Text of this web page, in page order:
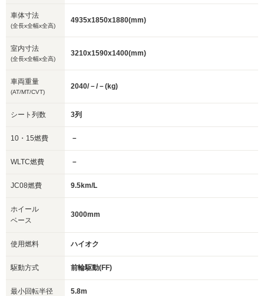
車体寸法
(全長x全幅x全高)
4935x1850x1880(mm)
室内寸法
(全長x全幅x全高)
3210x1590x1400(mm)
車両重量
(AT/MT/CVT)
2040/－/－(kg)
シート列数 3列
10・15燃費 －
WLTC燃費 －
JC08燃費 9.5km/L
ホイール
ベース
3000mm
使用燃料 ハイオク
駆動方式 前輪駆動(FF)
最小回転半径 5.8m